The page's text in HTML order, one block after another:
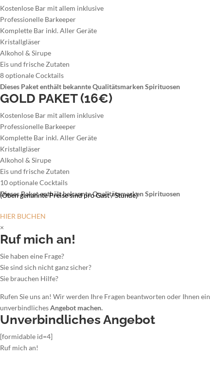
Kostenlose Bar mit allem inklusive
Professionelle Barkeeper
Komplette Bar inkl. Aller Geräte
Kristallgläser
Alkohol & Sirupe
Eis und frische Zutaten
8 optionale Cocktails
Dieses Paket enthält bekannte Qualitätsmarken Spirituosen
GOLD PAKET (16€)
Kostenlose Bar mit allem inklusive
Professionelle Barkeeper
Komplette Bar inkl. Aller Geräte
Kristallgläser
Alkohol & Sirupe
Eis und frische Zutaten
10 optionale Cocktails
Dieses Paket enthält bekannte Qualitätsmarken Spirituosen
(Oben genannte Preise sind pro Gast / Stunde)
HIER BUCHEN
×
Ruf mich an!
Sie haben eine Frage?
Sie sind sich nicht ganz sicher?
Sie brauchen Hilfe?
Rufen Sie uns an! Wir werden Ihre Fragen beantworten oder Ihnen ein
unverbindlichesAngebot machen.
Unverbindliches Angebot
[formidable id=4]
Ruf mich an!